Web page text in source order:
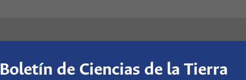
Boletín de Ciencias de la Tierra